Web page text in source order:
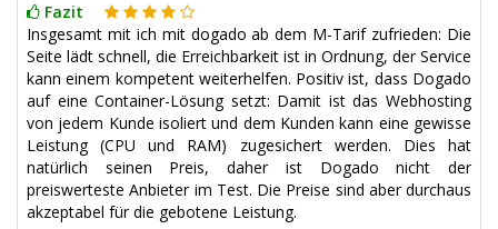
Fazit
Insgesamt mit ich mit dogado ab dem M-Tarif zufrieden: Die
Seite lädt schnell, die Erreichbarkeit ist in Ordnung, der Service
kann einem kompetent weiterhelfen. Positiv ist, dass Dogado
auf eine Container-Lösung setzt: Damit ist das Webhosting
von jedem Kunde isoliert und dem Kunden kann eine gewisse
Leistung (CPU und RAM) zugesichert werden. Dies hat
natürlich seinen Preis, daher ist Dogado nicht der
preiswerteste Anbieter im Test. Die Preise sind aber durchaus
akzeptabel für die gebotene Leistung.